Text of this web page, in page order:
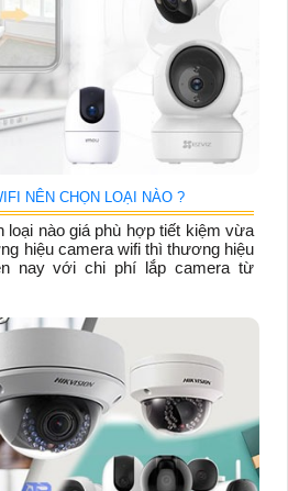
NÊN CHỌN LOẠI NÀO ?
loại nào giá phù hợp tiết kiệm vừa
hiệu camera wifi thì thương hiệu
nay với chi phí lắp camera từ